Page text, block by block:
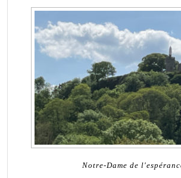
Notre-Dame de